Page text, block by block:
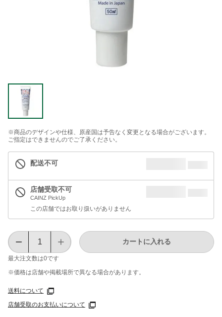
※商品のデザインや仕様、原産国は予告なく変更となる場合がございます。
ご指定はできませんのでご了承ください。
配送不可
店舗受取不可
CAINZ PickUp
この店舗ではお取り扱いがありません
最大注文数は0です
カートに入れる
※価格は​店舗や​掲載場所で​異なる​場合が​あります。
送料について
店舗受取のお支払いについて